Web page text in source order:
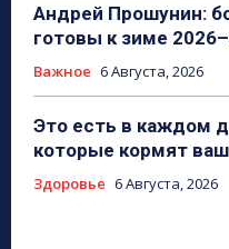
Андрей Прошунин:
готовы к зиме
Важное 6 Августа, 2026
Это есть в каждом
которые кормят
Здоровье 6 Августа, 2026